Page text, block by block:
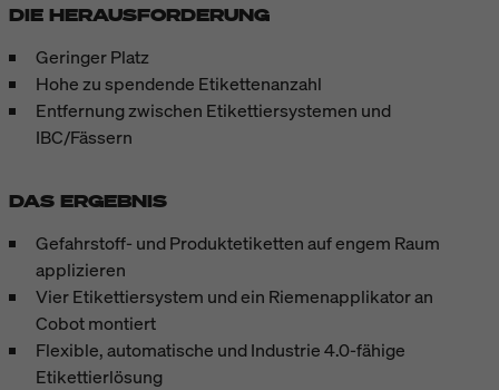
DIE HERAUSFORDERUNG
Geringer Platz
Hohe zu spendende Etikettenanzahl
Entfernung zwischen Etikettiersystemen und
IBC/Fässern
DAS ERGEBNIS
Gefahrstoff- und Produktetiketten auf engem Raum
applizieren
Vier Etikettiersystem und ein Riemenapplikator an
Cobot montiert
Flexible, automatische und Industrie 4.0-fähige
Etikettierlösung